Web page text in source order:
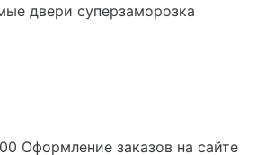
двери суперзаморозка
Оформление заказов на сайте